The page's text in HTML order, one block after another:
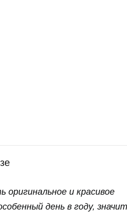
оригинальное и красивое
день в году, значит